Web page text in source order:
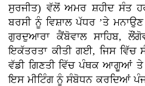
ਸੁਰਜੀਤ) ਵੱਲੋਂ ਅਮਰ ਸ਼ਹੀਦ ਸੰਤ
ਬਰਸੀ ਨੂੰ ਵਿਸ਼ਾਲ ਪੱਧਰ ’ਤੇ
ਗੁਰਦੁਆਰਾ ਕੈਂਬੋਵਾਲ ਸਾਹਿਬ,
ਇਕੱਤਰਤਾ ਕੀਤੀ ਗਈ, ਜਿਸ
ਵੱਡੀ ਗਿਣਤੀ ਵਿੱਚ ਪੰਥਕ ਆਗੂਆਂ ਤੇ
ਇਸ ਮੀਟਿੰਗ ਨੂੰ ਸੰਬੋਧਨ ਕਰਦਿਆਂ